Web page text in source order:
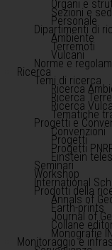
Organi e
Sezioni e
Personale
Dipartimenti di
Ambiente
Terremoti
Vulcani
Norme e
Ricerca
Temi di ricerca
Ricerca
Ricerca
Ricerca
Tematiche
Progetti e
Convenzioni
Progetti
Progetti
Einstein
Seminari
Workshop
International
Prodotti della
Annals of
Earth-prints
Journal of
Collane
Monografie
Monitoraggio e